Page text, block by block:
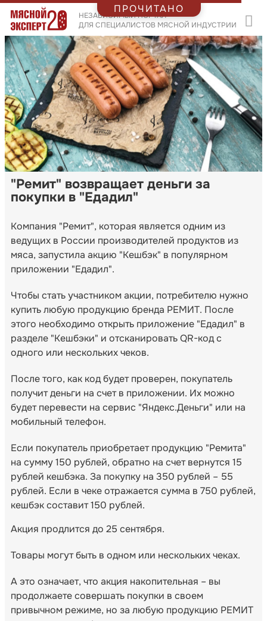
НЕЗАВИСИМЫЙ ПОРТАЛ
ДЛЯ СПЕЦИАЛИСТОВ МЯСНОЙ ИНДУСТРИИ
"Ремит" возвращает деньги за
покупки в "Едадил"
Компания "Ремит", которая является одним из
ведущих в России производителей продуктов из
мяса, запустила акцию "Кешбэк" в популярном
приложении "Едадил".
Чтобы стать участником акции, потребителю нужно
купить любую продукцию бренда РЕМИТ. После
этого необходимо открыть приложение "Едадил" в
разделе "Кешбэки" и отсканировать QR-код с
одного или нескольких чеков.
После того, как код будет проверен, покупатель
получит деньги на счет в приложении. Их можно
будет перевести на сервис "Яндекс.Деньги" или на
мобильный телефон.
Если покупатель приобретает продукцию "Ремита"
на сумму 150 рублей, обратно на счет вернутся 15
рублей кешбэка. За покупку на 350 рублей – 55
рублей. Если в чеке отражается сумма в 750 рублей,
кешбэк составит 150 рублей.
Акция продлится до 25 сентября.
Товары могут быть в одном или нескольких чеках.
А это означает, что акция накопительная – вы
продолжаете совершать покупки в своем
привычном режиме, но за любую продукцию РЕМИТ
ПРОЧИТАНО